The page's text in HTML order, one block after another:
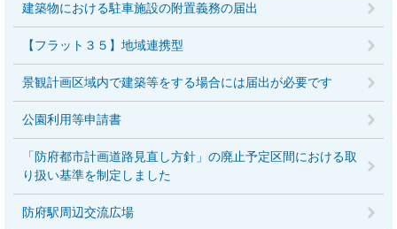
建築物における駐車施設の附置義務の届出
【フラット３５】地域連携型
景観計画区域内で建築等をする場合には届出が必要です
公園利用等申請書
「防府都市計画道路見直し方針」の廃止予定区間における取
り扱い基準を制定しました
防府駅周辺交流広場